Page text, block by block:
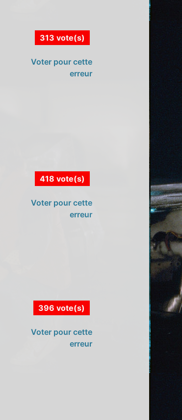
313 vote(s)
Voter pour cette
erreur
418 vote(s)
Voter pour cette
erreur
396 vote(s)
Voter pour cette
erreur